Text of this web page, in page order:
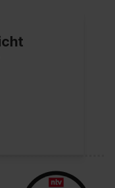
zu den
auf „Details